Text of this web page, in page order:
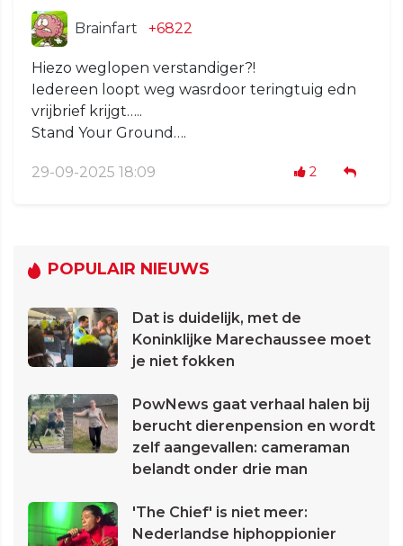
Brainfart +6822
Hiezo weglopen verstandiger?!
Iedereen loopt weg wasrdoor teringtuig edn
vrijbrief krijgt…..
Stand Your Ground….
29-09-2025 18:09 2
POPULAIR NIEUWS
Dat is duidelijk, met de
Koninklijke Marechaussee moet
je niet fokken
PowNews gaat verhaal halen bij
berucht dierenpension en wordt
zelf aangevallen: cameraman
belandt onder drie man
'The Chief' is niet meer:
Nederlandse hiphoppionier